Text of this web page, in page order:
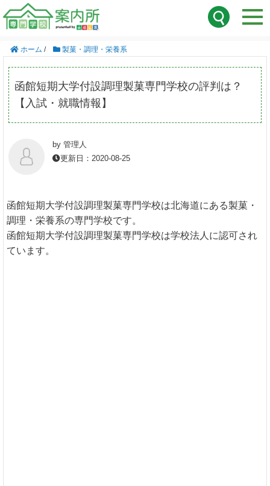
ホーム / 製菓・調理・栄養系
函館短期大学付設調理製菓専門学校の評判は？
【入試・就職情報】
by 管理人
更新日：2020-08-25
函館短期大学付設調理製菓専門学校は北海道にある製菓・
調理・栄養系の専門学校です。
函館短期大学付設調理製菓専門学校は学校法人に認可され
ています。